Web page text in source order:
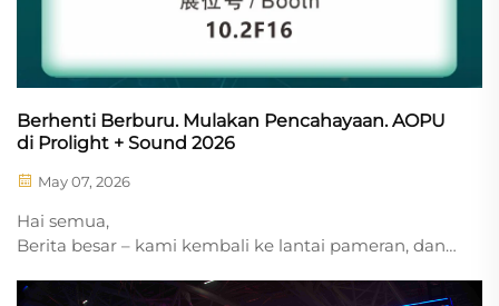
Berhenti Berburu. Mulakan Pencahayaan. AOPU
di Prolight + Sound 2026
May 07, 2026
Hai semua,
Berita besar – kami kembali ke lantai pameran, dan
Setelah pengalaman luar biasa di GETshow, kami